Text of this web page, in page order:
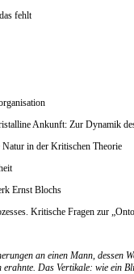
fehlt
Ankunft: Zur Dynamik
in der Kritischen Theorie
Ernst Blochs
Kritische Fragen zur
an einen Mann,
erahnte. Das Vertikale: wie ein